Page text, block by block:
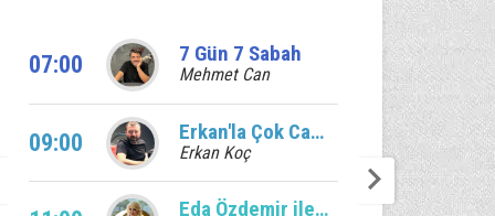
07:00 7 Gün 7 Sabah
Mehmet Can
09:00 Erkan'la Çok Canlı
Erkan Koç
Eda Özdemir ile Edalı Saatler